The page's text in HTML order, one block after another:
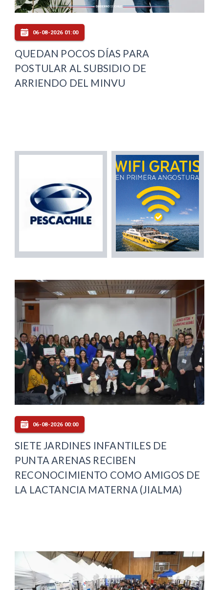
06-08-2026 01:00
QUEDAN POCOS DÍAS PARA
POSTULAR AL SUBSIDIO DE
ARRIENDO DEL MINVU
06-08-2026 00:00
SIETE JARDINES INFANTILES DE
PUNTA ARENAS RECIBEN
RECONOCIMIENTO COMO AMIGOS DE
LA LACTANCIA MATERNA (JIALMA)